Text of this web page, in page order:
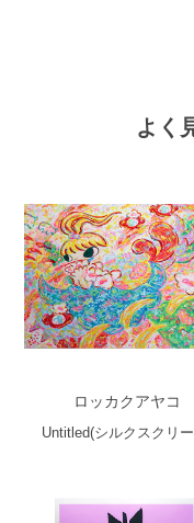
よく
ロッカクアヤコ
Untitled(シルクスクリ